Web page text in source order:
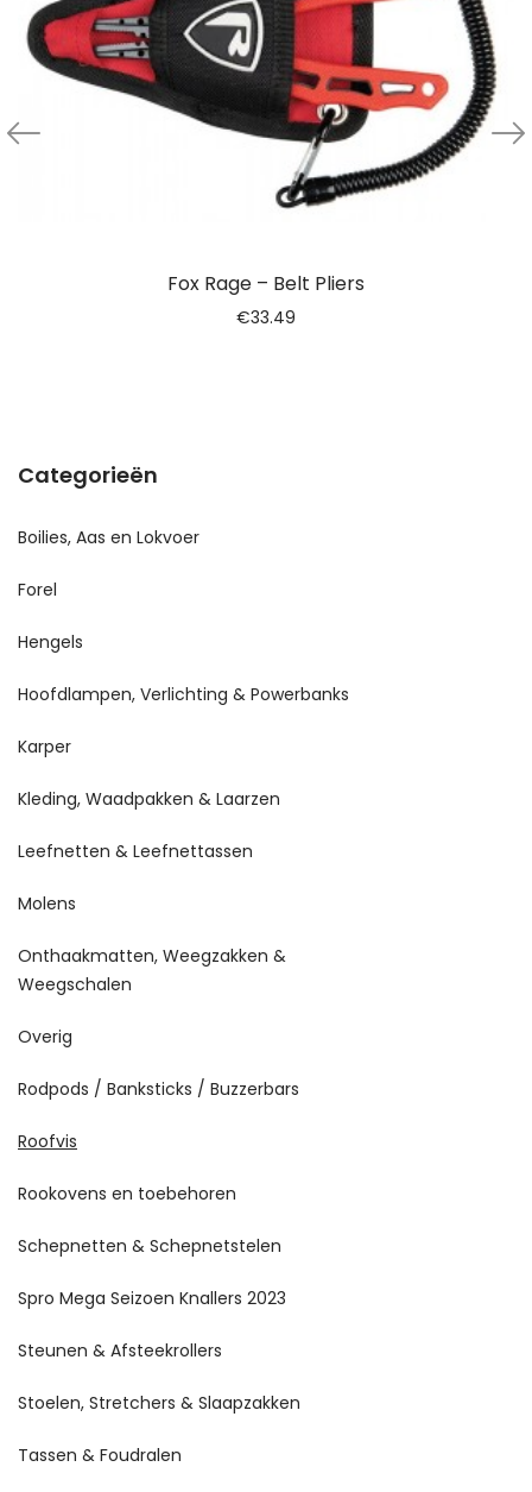
Fox Rage – Belt Pliers
€33.49
Categorieën
Boilies, Aas en Lokvoer
Forel
Hengels
Hoofdlampen, Verlichting & Powerbanks
Karper
Kleding, Waadpakken & Laarzen
Leefnetten & Leefnettassen
Molens
Onthaakmatten, Weegzakken &
Weegschalen
Overig
Rodpods / Banksticks / Buzzerbars
Roofvis
Rookovens en toebehoren
Schepnetten & Schepnetstelen
Spro Mega Seizoen Knallers 2023
Steunen & Afsteekrollers
Stoelen, Stretchers & Slaapzakken
Tassen & Foudralen